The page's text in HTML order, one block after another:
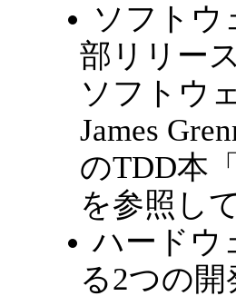
ソフトウ
部リリー
ソフトウ
James
のTDD本「
を参照し
ハードウ
る2つの